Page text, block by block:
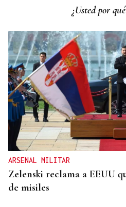
¿Usted por
ARSENAL MILITAR
Zelenski reclama a EEUU
de misiles